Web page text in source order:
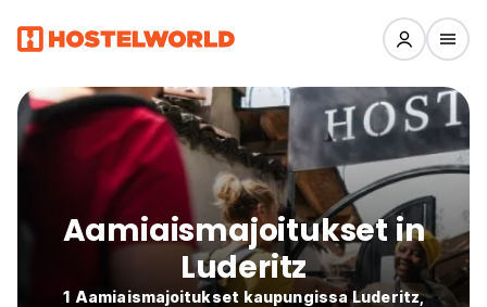
Aamiaismajoitukset in
Luderitz
1 Aamiaismajoitukset kaupungissa Luderitz,